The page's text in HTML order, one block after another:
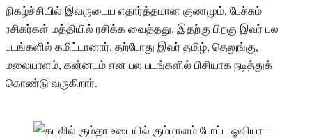
நிகழ்ச்சியில் இவருடைய எதார்த்தமான குணமும், பேச்சும்
ரசிகர்கள் மத்தியில் ரசிக்க வைத்தது. இதற்கு பிறகு இவர் பல
படங்களில் கமிட்டானார். தற்போது இவர் தமிழ், தெலுங்கு,
மலையாளம், கன்னடம் என பல படங்களில் பிசியாக நடித்துக்
கொண்டு வருகிறார்.